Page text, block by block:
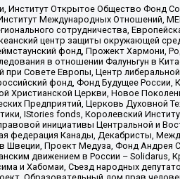
Институт Открытое Общество Фонд
Международных Отношений,
сотрудничества,
центр защиты окружающей
фонд, Прожект Хармони,
в отношении Фалуньгун в
при Совете Европы, Центр
фонд, Фонд Будущее
Христианской Церкви, Новое
Предприятий, Церковь
IStories fonds, Королевский
инициативы Центральной и
федерация Канады, Декабристы,
Швеции, Проект Медуза, Фонд
движением в России – Solidarus,
и Хабомаи, Съезд народных